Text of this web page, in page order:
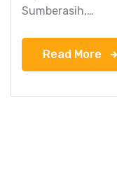
Sumberasih,…
Read More